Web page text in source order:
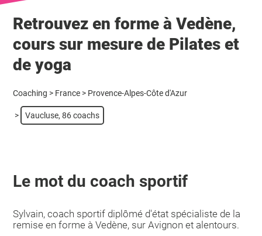
Retrouvez en forme à Vedène,
cours sur mesure de Pilates et
de yoga
Coaching > France > Provence-Alpes-Côte d'Azur
> Vaucluse, 86 coachs
Le mot du coach sportif
Sylvain, coach sportif diplômé d'état spécialiste de la
remise en forme à Vedène, sur Avignon et alentours.